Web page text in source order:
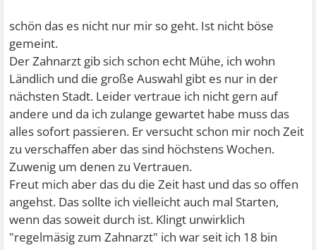
schön das es nicht nur mir so geht. Ist nicht böse
gemeint.
Der Zahnarzt gib sich schon echt Mühe, ich wohn
Ländlich und die große Auswahl gibt es nur in der
nächsten Stadt. Leider vertraue ich nicht gern auf
andere und da ich zulange gewartet habe muss das
alles sofort passieren. Er versucht schon mir noch Zeit
zu verschaffen aber das sind höchstens Wochen.
Zuwenig um denen zu Vertrauen.
Freut mich aber das du die Zeit hast und das so offen
angehst. Das sollte ich vielleicht auch mal Starten,
wenn das soweit durch ist. Klingt unwirklich
"regelmäsig zum Zahnarzt" ich war seit ich 18 bin